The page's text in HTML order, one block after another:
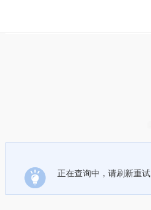
正在查询中，请刷新重试